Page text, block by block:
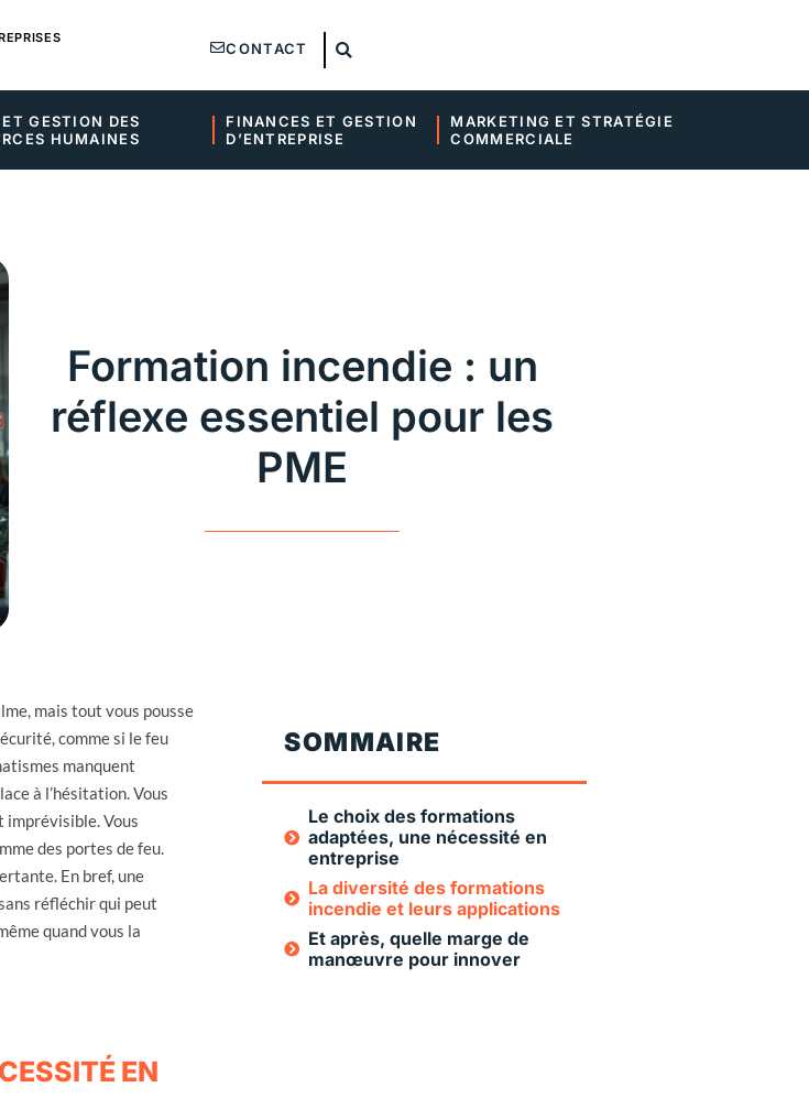
CONTACT
GESTION DES
HUMAINES
FINANCES ET GESTION
D’ENTREPRISE
MARKETING ET STRATÉGIE
COMMERCIALE
Formation incendie : un
réflexe essentiel pour les
PME
mais tout vous pousse
comme si le feu
manquent
à l’hésitation. Vous
imprévisible. Vous
des portes de feu.
En bref, une
réfléchir qui peut
quand vous la
EN
SOMMAIRE
Le choix des formations
adaptées, une nécessité en
entreprise
La diversité des formations
incendie et leurs applications
Et après, quelle marge de
manœuvre pour innover